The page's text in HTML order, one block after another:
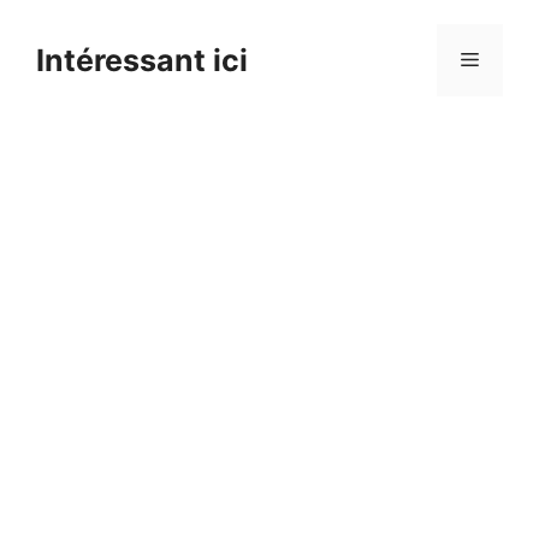
contentIntéressant ici Menu